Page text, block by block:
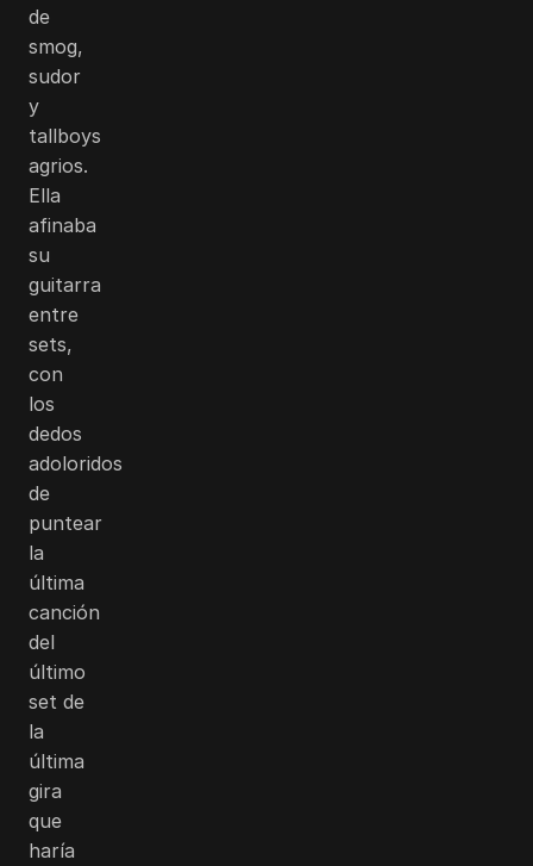
de
smog,
sudor
y
tallboys
agrios.
Ella
afinaba
su
guitarra
entre
sets,
con
los
dedos
adoloridos
de
puntear
la
última
canción
del
último
set de
la
última
gira
que
haría